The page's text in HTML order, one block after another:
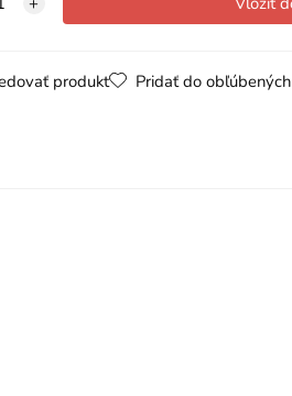
produkt Pridať do obľúbených